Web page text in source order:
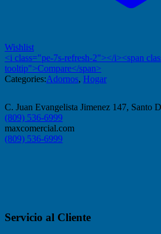
Wishlist
<i class="pe-7s-refresh-2"></i><span
tooltip">Compare</span>
Categories:Adornos, Hogar
C. Juan Evangelista Jimenez 147, Santo
(809) 536-6999
maxcomercial.com
(809) 536-6999
Servicio al Cliente